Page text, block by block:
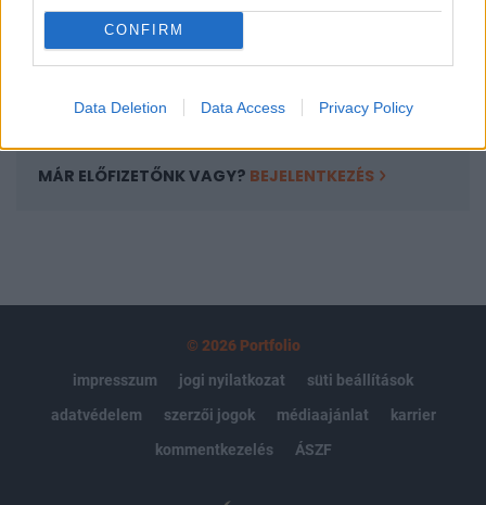
CONFIRM
Data Deletion Data Access Privacy Policy
Kötéslisták: BÉT elmúlt 2 év napon belüli
MÁR ELŐFIZETŐNK VAGY? BEJELENTKEZÉS
© 2026 Portfolio
impresszum
jogi nyilatkozat
süti beállítások
adatvédelem
szerzői jogok médiaajánlat
karrier
kommentkezelés
ÁSZF